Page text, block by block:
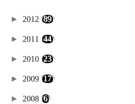
► 2012 (89)
► 2011 (44)
► 2010 (23)
► 2009 (17)
► 2008 (6)